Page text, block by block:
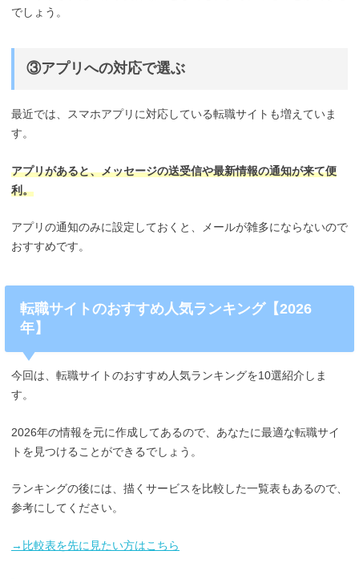
でしょう。
③アプリへの対応で選ぶ
最近では、スマホアプリに対応している転職サイトも増えていま
す。
アプリがあると、メッセージの送受信や最新情報の通知が来て便
利。
アプリの通知のみに設定しておくと、メールが雑多にならないので
おすすめです。
転職サイトのおすすめ人気ランキング【2026
年】
今回は、転職サイトのおすすめ人気ランキングを10選紹介しま
す。
2026年の情報を元に作成してあるので、あなたに最適な転職サイ
トを見つけることができるでしょう。
ランキングの後には、描くサービスを比較した一覧表もあるので、
参考にしてください。
→比較表を先に見たい方はこちら